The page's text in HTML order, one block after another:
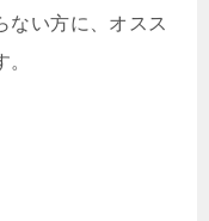
ない方に、オスス